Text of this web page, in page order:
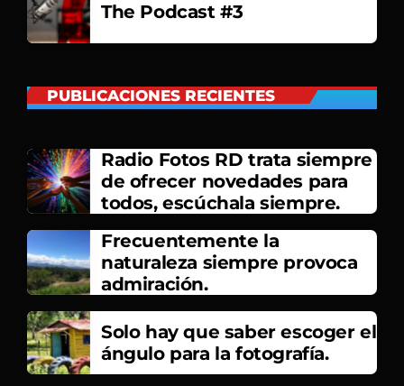
The Podcast #3
PUBLICACIONES RECIENTES
Radio Fotos RD trata siempre
de ofrecer novedades para
todos, escúchala siempre.
Frecuentemente la
naturaleza siempre provoca
admiración.
Solo hay que saber escoger el
ángulo para la fotografía.